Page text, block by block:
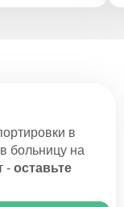
в
больницу на
- оставьте